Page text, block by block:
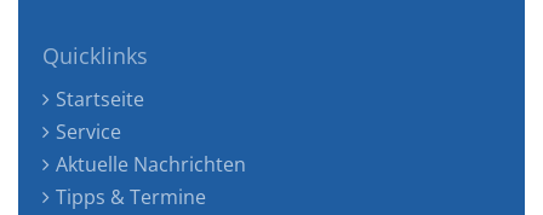
Quicklinks
Startseite
Service
Aktuelle Nachrichten
Tipps & Termine